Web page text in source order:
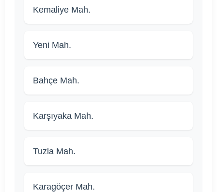
Kemaliye Mah.
Yeni Mah.
Bahçe Mah.
Karşıyaka Mah.
Tuzla Mah.
Karagöçer Mah.